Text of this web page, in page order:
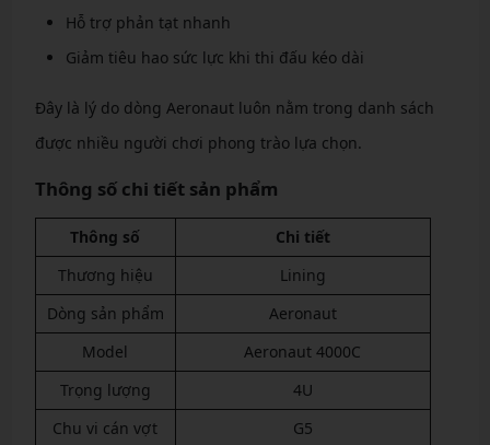
Hỗ trợ phản tạt nhanh
Giảm tiêu hao sức lực khi thi đấu kéo dài
Đây là lý do dòng Aeronaut luôn nằm trong danh sách
được nhiều người chơi phong trào lựa chọn.
Thông số chi tiết sản phẩm
Thông số
Chi tiết
Thương hiệu
Lining
Dòng sản phẩm
Aeronaut
Model
Aeronaut 4000C
Trọng lượng
4U
Chu vi cán vợt
G5